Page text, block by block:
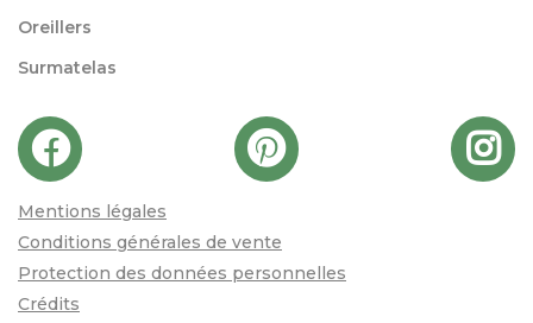
Oreillers
Surmatelas
Mentions légales
Conditions générales de vente
Protection des données personnelles
Crédits